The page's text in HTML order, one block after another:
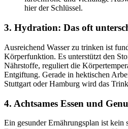
hier der Schlüssel.
3. Hydration: Das oft
Ausreichend Wasser zu trinken ist
Körperfunktion. Es unterstützt den
Nährstoffe, reguliert die
Entgiftung. Gerade in hektischen
Stuttgart oder Hamburg wird das
4. Achtsames Essen und
Ein gesunder Ernährungsplan ist kein